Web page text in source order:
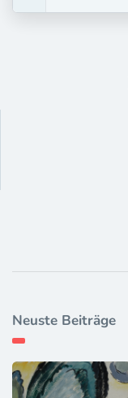
Neuste Beiträge